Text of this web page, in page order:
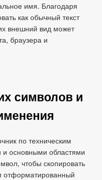
имя. Благодаря
как обычный текст
внешний вид может
браузера и
символов и
по техническим
основными областями
чтобы скопировать
отформатированный